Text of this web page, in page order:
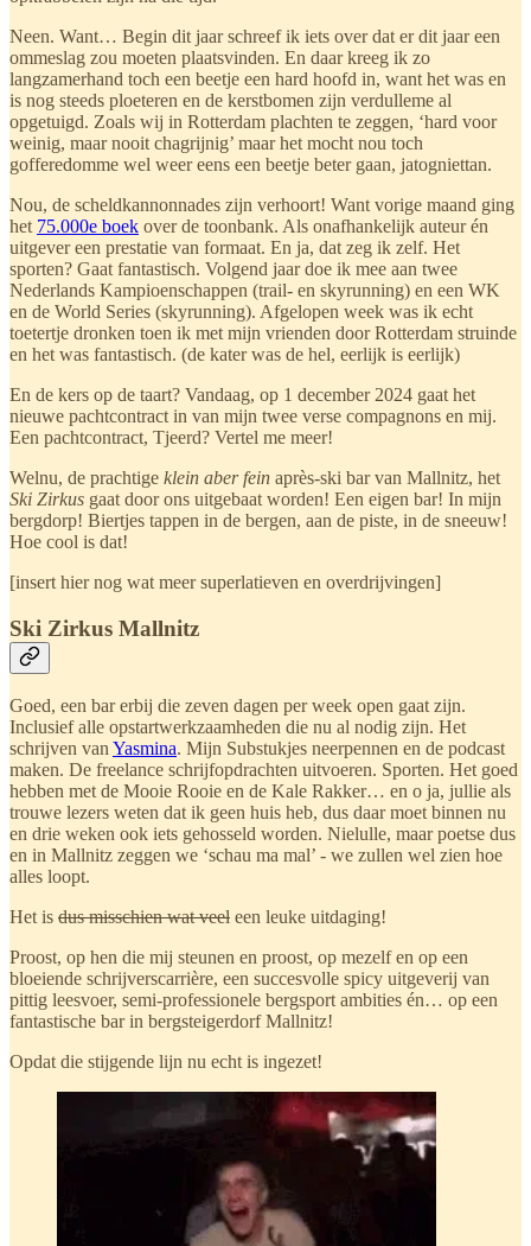
Neen. Want… Begin dit jaar schreef ik iets over dat er dit jaar een
ommeslag zou moeten plaatsvinden. En daar kreeg ik zo
langzamerhand toch een beetje een hard hoofd in, want het was en
is nog steeds ploeteren en de kerstbomen zijn verdulleme al
opgetuigd. Zoals wij in Rotterdam plachten te zeggen, ‘hard voor
weinig, maar nooit chagrijnig’ maar het mocht nou toch
gofferedomme wel weer eens een beetje beter gaan, jatogniettan.
Nou, de scheldkannonnades zijn verhoort! Want vorige maand ging
het 75.000e boek over de toonbank. Als onafhankelijk auteur én
uitgever een prestatie van formaat. En ja, dat zeg ik zelf. Het
sporten? Gaat fantastisch. Volgend jaar doe ik mee aan twee
Nederlands Kampioenschappen (trail- en skyrunning) en een WK
en de World Series (skyrunning). Afgelopen week was ik echt
toetertje dronken toen ik met mijn vrienden door Rotterdam struinde
en het was fantastisch. (de kater was de hel, eerlijk is eerlijk)
En de kers op de taart? Vandaag, op 1 december 2024 gaat het
nieuwe pachtcontract in van mijn twee verse compagnons en mij.
Een pachtcontract, Tjeerd? Vertel me meer!
Welnu, de prachtige klein aber fein après-ski bar van Mallnitz, het
Ski Zirkus gaat door ons uitgebaat worden! Een eigen bar! In mijn
bergdorp! Biertjes tappen in de bergen, aan de piste, in de sneeuw!
Hoe cool is dat!
[insert hier nog wat meer superlatieven en overdrijvingen]
Ski Zirkus Mallnitz
Goed, een bar erbij die zeven dagen per week open gaat zijn.
Inclusief alle opstartwerkzaamheden die nu al nodig zijn. Het
schrijven vanYasmina. Mijn Substukjes neerpennen en de podcast
maken. De freelance schrijfopdrachten uitvoeren. Sporten. Het goed
hebben met de Mooie Rooie en de Kale Rakker… en o ja, jullie als
trouwe lezers weten dat ik geen huis heb, dus daar moet binnen nu
en drie weken ook iets gehosseld worden. Nielulle, maar poetse dus
en in Mallnitz zeggen we ‘schau ma mal’ - we zullen wel zien hoe
alles loopt.
Het is dus misschien wat veel een leuke uitdaging!
Proost, op hen die mij steunen en proost, op mezelf en op een
bloeiende schrijverscarrière, een succesvolle spicy uitgeverij van
pittig leesvoer, semi-professionele bergsport ambities én… op een
fantastische bar in bergsteigerdorf Mallnitz!
Opdat die stijgende lijn nu echt is ingezet!